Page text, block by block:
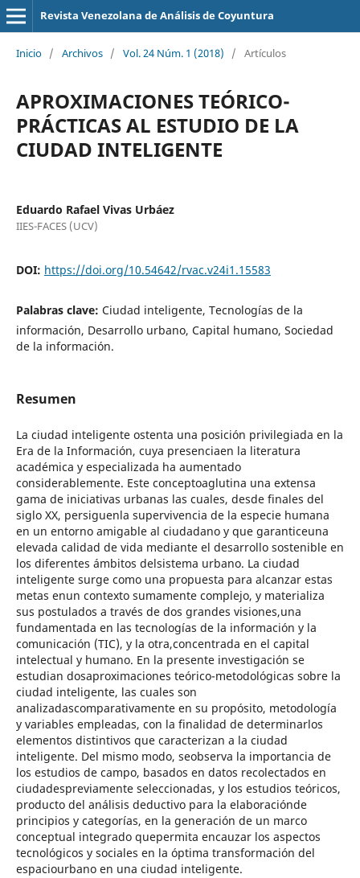
Revista Venezolana de Análisis de Coyuntura
Inicio / Archivos / Vol. 24 Núm. 1 (2018) / Artículos
APROXIMACIONES TEÓRICO-
PRÁCTICAS AL ESTUDIO DE LA
CIUDAD INTELIGENTE
Eduardo Rafael Vivas Urbáez
IIES-FACES (UCV)
DOI: https://doi.org/10.54642/rvac.v24i1.15583
Palabras clave: Ciudad inteligente, Tecnologías de la
información, Desarrollo urbano, Capital humano, Sociedad
de la información.
Resumen
La ciudad inteligente ostenta una posición privilegiada en la
Era de la Información, cuya presenciaen la literatura
académica y especializada ha aumentado
considerablemente. Este conceptoaglutina una extensa
gama de iniciativas urbanas las cuales, desde finales del
siglo XX, persiguenla supervivencia de la especie humana
en un entorno amigable al ciudadano y que garanticeuna
elevada calidad de vida mediante el desarrollo sostenible en
los diferentes ámbitos delsistema urbano. La ciudad
inteligente surge como una propuesta para alcanzar estas
metas enun contexto sumamente complejo, y materializa
sus postulados a través de dos grandes visiones,una
fundamentada en las tecnologías de la información y la
comunicación (TIC), y la otra,concentrada en el capital
intelectual y humano. En la presente investigación se
estudian dosaproximaciones teórico-metodológicas sobre la
ciudad inteligente, las cuales son
analizadascomparativamente en su propósito, metodología
y variables empleadas, con la finalidad de determinarlos
elementos distintivos que caracterizan a la ciudad
inteligente. Del mismo modo, seobserva la importancia de
los estudios de campo, basados en datos recolectados en
ciudadespreviamente seleccionadas, y los estudios teóricos,
producto del análisis deductivo para la elaboraciónde
principios y categorías, en la generación de un marco
conceptual integrado quepermita encauzar los aspectos
tecnológicos y sociales en la óptima transformación del
espaciourbano en una ciudad inteligente.